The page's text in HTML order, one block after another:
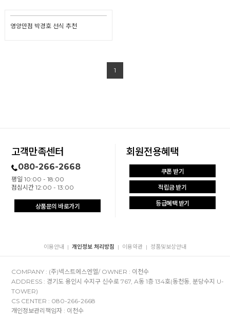
영양만점 박경호 선식 추천
1
고객만족센터
080-266-2668
평일 10:00 - 18:00
점심시간 12:00 - 13:00
상품문의 바로가기
회원전용혜택
쿠폰 받기
적립금 받기
등급혜택 받기
이용안내 | 개인정보 처리방침 | 이용약관 | 정품및보상안내
COMPANY : (주)넥스트에스엔엘/ OWNER : 이천수
ADDRESS : 경기도 용인시 수지구 신수로 767, A동 1층 134호(동천동, 분당수지 U-
TOWER)
CS CENTER : 080-266-2668
개인정보관리책임자 : 이천수